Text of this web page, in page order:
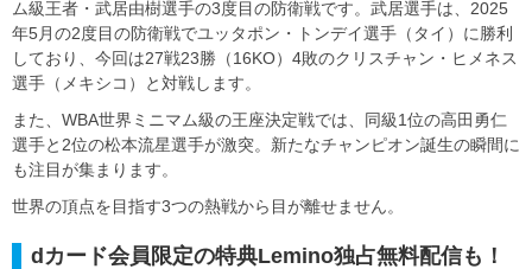
ム級王者・武居由樹選手の3度目の防衛戦です。武居選手は、2025
年5月の2度目の防衛戦でユッタポン・トンデイ選手（タイ）に勝利
しており、今回は27戦23勝（16KO）4敗のクリスチャン・ヒメネス
選手（メキシコ）と対戦します。
また、WBA世界ミニマム級の王座決定戦では、同級1位の高田勇仁
選手と2位の松本流星選手が激突。新たなチャンピオン誕生の瞬間に
も注目が集まります。
世界の頂点を目指す3つの熱戦から目が離せません。
dカード会員限定の特典Lemino独占無料配信も！